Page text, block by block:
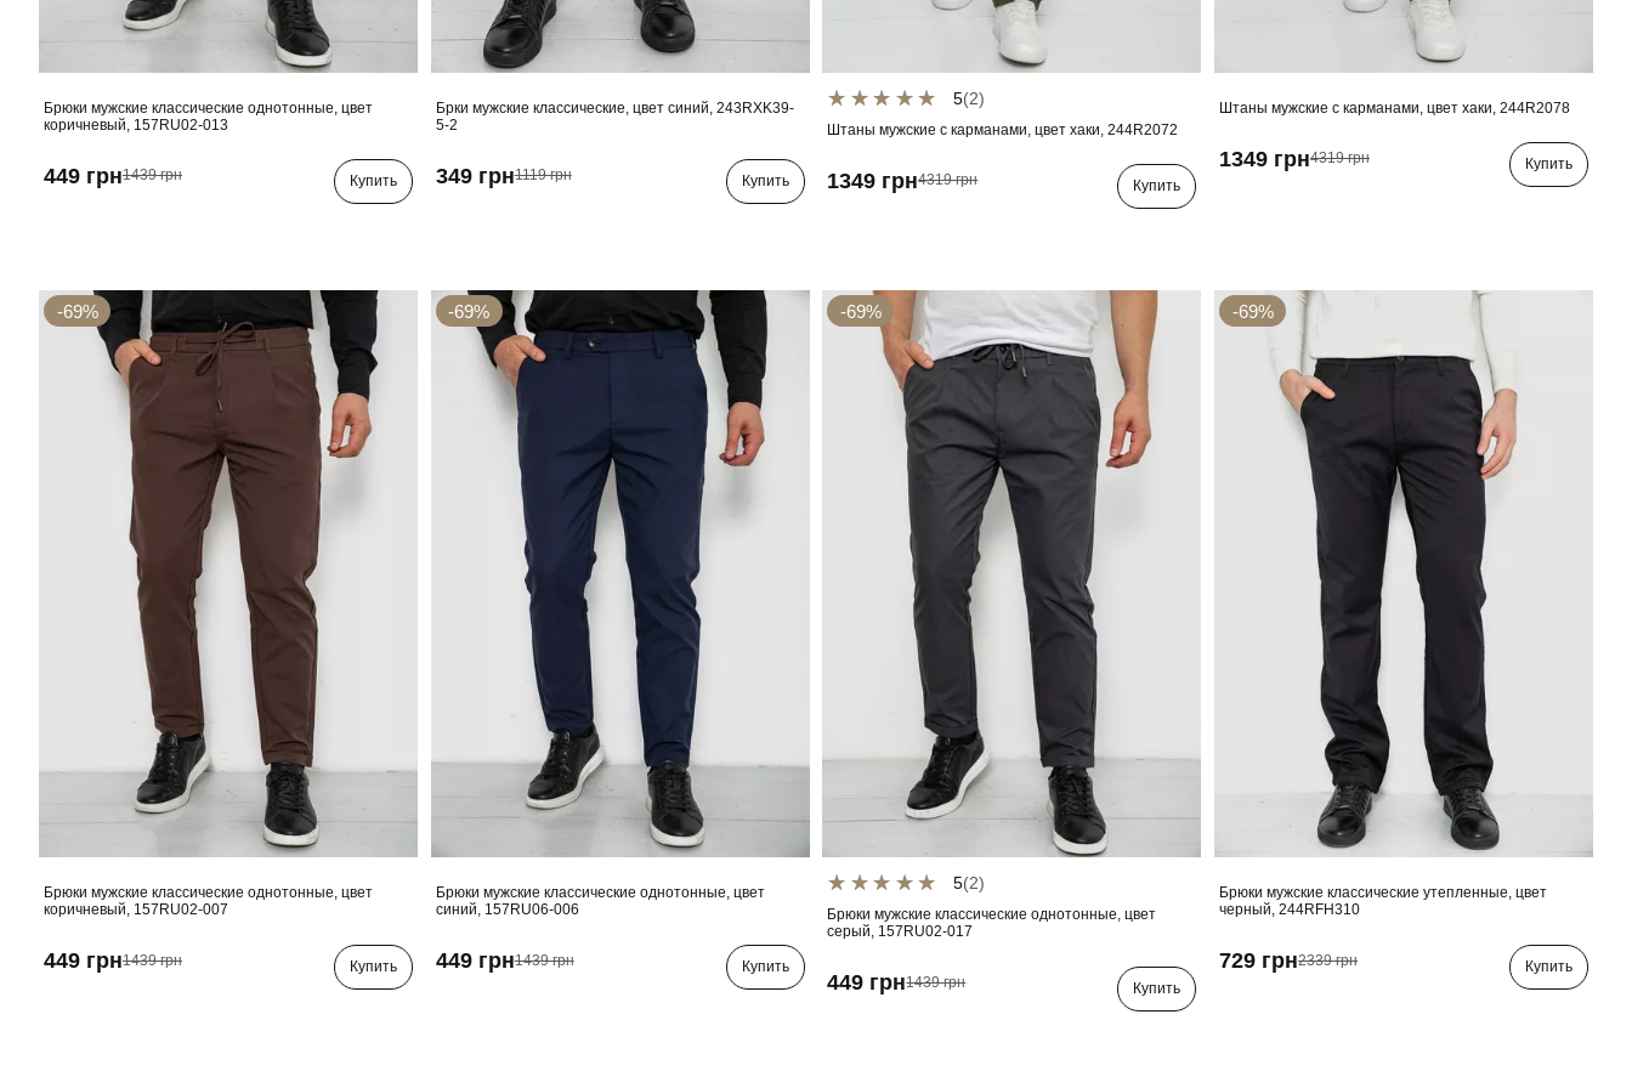
Брюки мужские классические однотонные, цвет
коричневый, 157RU02-013
449 грн1439 грн Купить
Брки мужские классические, цвет синий, 243RXK39-
5-2
349 грн1119 грн Купить
5(2)
Штаны мужские с карманами, цвет хаки, 244R2072
1349 грн4319 грн Купить
Штаны мужские с карманами, цвет хаки, 244R2078
1349 грн4319 грн Купить
-69%
Брюки мужские классические однотонные, цвет
коричневый, 157RU02-007
449 грн1439 грн Купить
-69%
Брюки мужские классические однотонные, цвет
синий, 157RU06-006
449 грн1439 грн Купить
-69%
5(2)
Брюки мужские классические однотонные, цвет
серый, 157RU02-017
449 грн1439 грн Купить
-69%
Брюки мужские классические утепленные, цвет
черный, 244RFH310
729 грн2339 грн Купить